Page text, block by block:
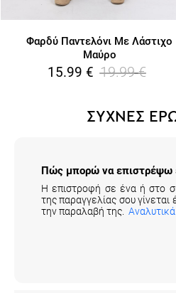
Φαρδύ Παντελόνι Με Λάστιχο
Μαύρο
15.99 € 19.99 €
ΣΥΧΝΕΣ
Πώς μπορώ να επιστρέψω
Η επιστροφή σε ένα ή στο
της παραγγελίας σου
την παραλαβή της.